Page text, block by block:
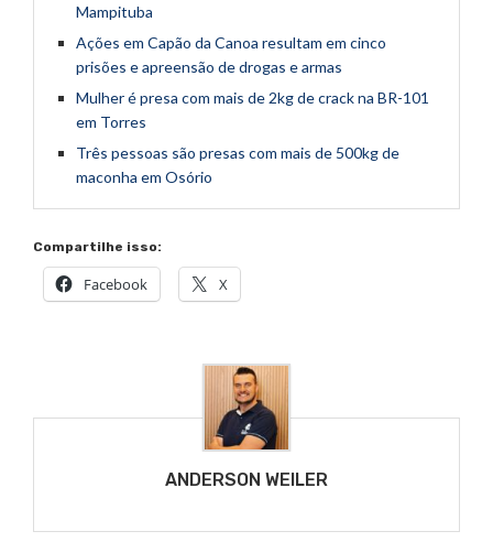
Mampituba
Ações em Capão da Canoa resultam em cinco
prisões e apreensão de drogas e armas
Mulher é presa com mais de 2kg de crack na BR-101
em Torres
Três pessoas são presas com mais de 500kg de
maconha em Osório
Compartilhe isso:
Facebook X
ANDERSON WEILER